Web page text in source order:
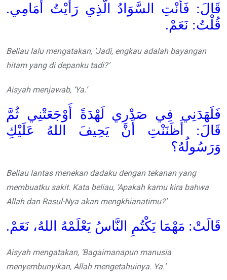
قَالَ: فَأَنْتِ السَّوَادُ الَّذِي رَأَيْتُ أَمَامِي.
قُلْتُ: نَعَمْ.
Beliau lalu mengatakan, ‘Jadi, engkau adalah bayangan
hitam yang di depanku tadi?’
Aisyah menjawab, ‘Ya.’
فَلَهَدَنِي فِي صَدْرِي لَهْدَةً أَوْجَعَتْنِي ثُمَّ
قَالَ: أَظَنَنْتِ أَنْ يَحِيفَ اللهُ عَلَيْكِ
وَرَسُولُهُ؟
Beliau lantas menekan dadaku dengan tekanan yang
membuatku sakit. Kata beliau, ‘Apakah kamu kira bahwa
Allah dan Rasul-Nya akan mengkhianatimu?’
قَالَتْ: مَهْمَا يَكْتُمِ النَّاسُ يَعْلَمْهُ اللهُ، نَعَمْ.
Aisyah mengatakan, ‘Bagaimanapun manusia
menyembunyikan, Allah mengetahuinya. Ya.’